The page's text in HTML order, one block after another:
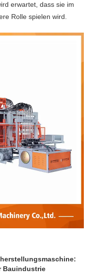
erwartet, dass sie im
Rolle spielen wird.
Bauindustrie